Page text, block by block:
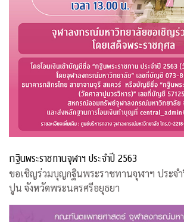
กฐินพระราชทานจุฬาฯ ประจำปี 2563
ขอเชิญร่วมบุญกฐินพระราชทานจุฬาฯ ประจ
ปูน จังหวัดพระนครศรีอยุธยา